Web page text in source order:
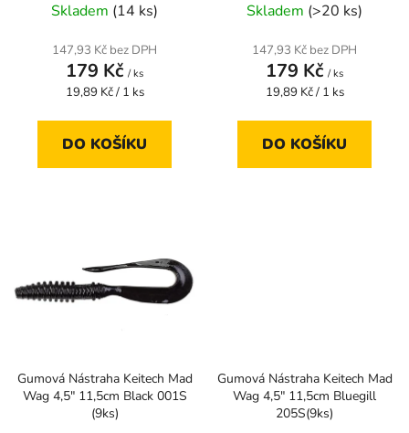
Skladem (14 ks)
147,93 Kč bez DPH
179 Kč / ks
Měrná
19,89 Kč / 1 ks
DO KOŠÍKU
Skladem (>20 ks)
147,93 Kč bez DPH
179 Kč / ks
Měrná
19,89 Kč / 1 ks
DO KOŠÍKU
Gumová Nástraha Keitech Mad
Wag 4,5" 11,5cm Black 001S
(9ks)
Gumová Nástraha Keitech Mad
Wag 4,5" 11,5cm Bluegill
205S(9ks)